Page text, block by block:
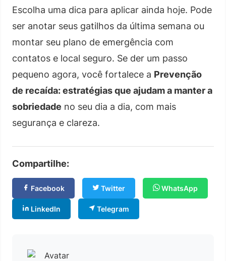
Escolha uma dica para aplicar ainda hoje. Pode
ser anotar seus gatilhos da última semana ou
montar seu plano de emergência com
contatos e local seguro. Se der um passo
pequeno agora, você fortalece a Prevenção
de recaída: estratégias que ajudam a manter a
sobriedade no seu dia a dia, com mais
segurança e clareza.
Compartilhe:
Facebook Twitter WhatsApp
LinkedIn Telegram